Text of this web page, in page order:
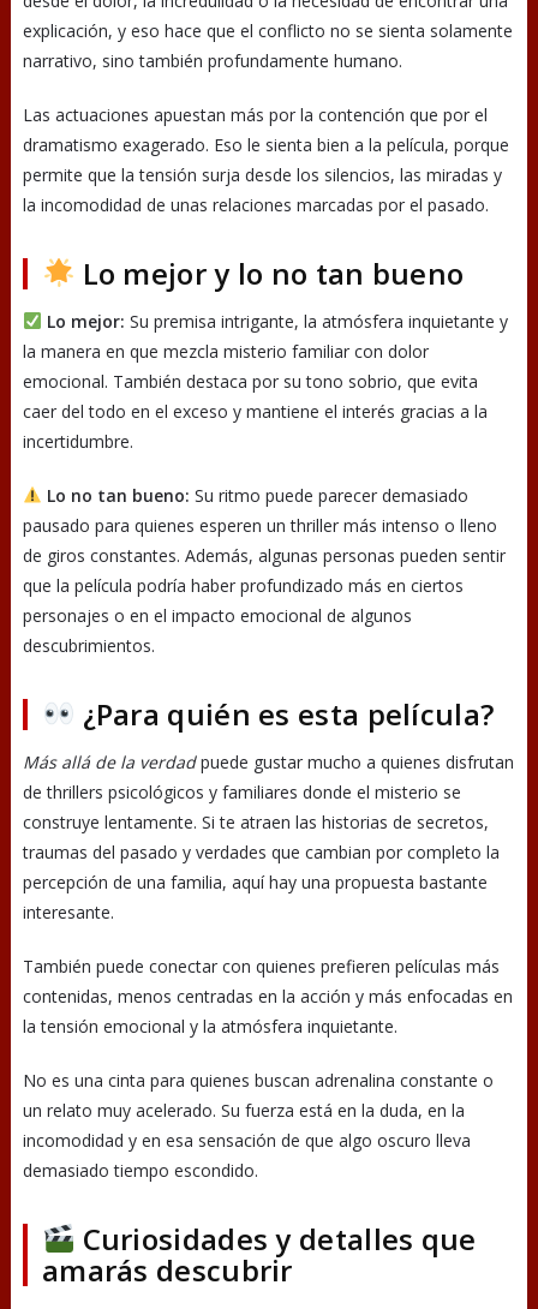
explicación, y eso hace que el conflicto no se sienta solamente
narrativo, sino también profundamente humano.
Las actuaciones apuestan más por la contención que por el
dramatismo exagerado. Eso le sienta bien a la película, porque
permite que la tensión surja desde los silencios, las miradas y
la incomodidad de unas relaciones marcadas por el pasado.
Lo mejor y lo no tan bueno
Lo mejor: Su premisa intrigante, la atmósfera inquietante y
la manera en que mezcla misterio familiar con dolor
emocional. También destaca por su tono sobrio, que evita
caer del todo en el exceso y mantiene el interés gracias a la
incertidumbre.
Lo no tan bueno: Su ritmo puede parecer demasiado
pausado para quienes esperen un thriller más intenso o lleno
de giros constantes. Además, algunas personas pueden sentir
que la película podría haber profundizado más en ciertos
personajes o en el impacto emocional de algunos
descubrimientos.
¿Para quién es esta película?
Más allá de la verdadpuede gustar mucho a quienes disfrutan
de thrillers psicológicos y familiares donde el misterio se
construye lentamente. Si te atraen las historias de secretos,
traumas del pasado y verdades que cambian por completo la
percepción de una familia, aquí hay una propuesta bastante
interesante.
También puede conectar con quienes prefieren películas más
contenidas, menos centradas en la acción y más enfocadas en
la tensión emocional y la atmósfera inquietante.
No es una cinta para quienes buscan adrenalina constante o
un relato muy acelerado. Su fuerza está en la duda, en la
incomodidad y en esa sensación de que algo oscuro lleva
demasiado tiempo escondido.
Curiosidades y detalles que
amarás descubrir